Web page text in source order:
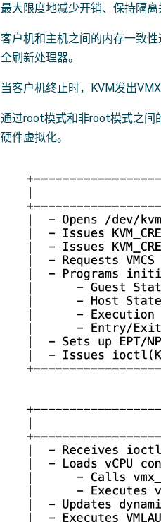
最大限度地减少开销、保持隔离
客户机和主机之间的内存一致
全刷新处理器。
当客户机终止时，KVM发出
通过root模式和非root模式之间
硬件虚拟化。